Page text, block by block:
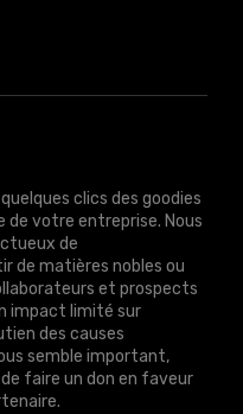
clics des goodies
de votre entreprise. Nous
de
de matières nobles ou
et prospects
impact limité sur
des causes
semble important,
faire un don en faveur